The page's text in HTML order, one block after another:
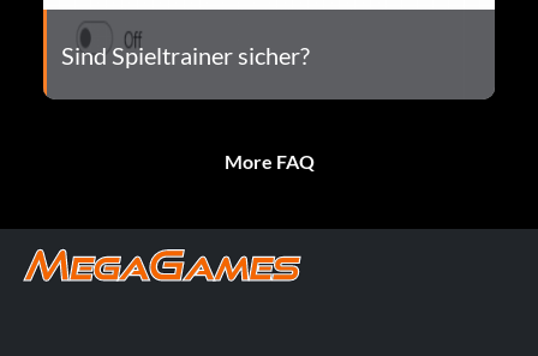
Sind Spieltrainer sicher?
More FAQ